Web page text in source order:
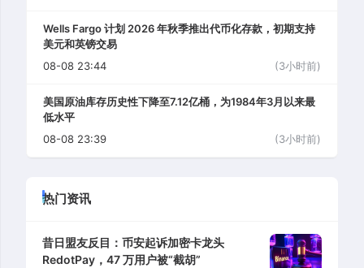
Wells Fargo 计划 2026 年秋季推出代币化存款，初期支持
美元和英镑交易
08-08 23:44
(3小时前)
美国原油库存历史性下降至7.12亿桶，为1984年3月以来最
低水平
08-08 23:39
(3小时前)
热门资讯
昔日盟友反目：币安起诉加密卡龙头
RedotPay，47 万用户被“截胡”